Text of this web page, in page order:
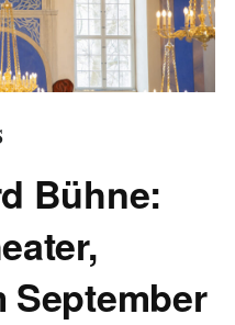
Bühne:
September